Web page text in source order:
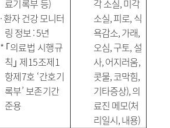
료기록부 등)
·환자 건강 모니터
링 정보: 5년
* ｢의료법 시행규
칙 ｣ 제15조제1
항제7호 ‘간호기
록부’ 보존기간
준용
각 소실,미각
소실,피로, 식
욕감소,가래,
오심,구토, 설
사,어지러움,
콧물,코막힘,
기타증상),의
료진 메모(처
리일시,내용)